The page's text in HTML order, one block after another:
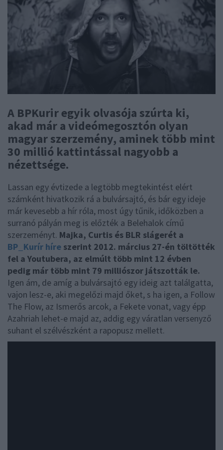
A BPKurir egyik olvasója szúrta ki,
akad már a videómegosztón olyan
magyar szerzemény, aminek több mint
30 millió kattintással nagyobb a
nézettsége.
Lassan egy évtizede a legtöbb megtekintést elért
számként hivatkozik rá a bulvársajtó, és bár egy ideje
már kevesebb a hír róla, most úgy tűnik, időközben a
surranó pályán meg is előzték a Belehalok című
szerzeményt. Majka, Curtis és BLR slágerét a
BP_Kurír híre szerint 2012. március 27-én töltötték
fel a Youtubera, az elmúlt több mint 12 évben
pedig már több mint 79 milliószor játszották le.
Igen ám, de amíg a bulvársajtó egy ideig azt találgatta,
vajon lesz-e, aki megelőzi majd őket, s ha igen, a Follow
The Flow, az Ismerős arcok, a Fekete vonat, vagy épp
Azahriah lehet-e majd az, addig egy váratlan versenyző
suhant el szélvészként a rapopusz mellett.